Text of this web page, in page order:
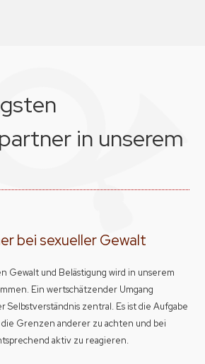
in unserem
bei sexueller Gewalt
Gewalt und Belästigung wird in unserem
Ein wertschätzender Umgang
Selbstverständnis zentral. Es ist die Aufgabe
Grenzen anderer zu achten und bei
aktiv zu reagieren.